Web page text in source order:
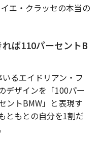
エ・クラッセの本当の
ば110パーセントB
るエイドリアン・フ
デザインを「100パー
ントBMW」と表現す
ともとの自分を1割だ